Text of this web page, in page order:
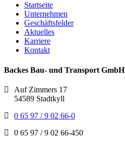
Startseite
Unternehmen
Geschäftsfelder
Aktuelles
Karriere
Kontakt
Backes Bau- und Transport GmbH
Auf Zimmers 17
54589 Stadtkyll
0 65 97 / 9 02 66-0
0 65 97 / 9 02 66-450